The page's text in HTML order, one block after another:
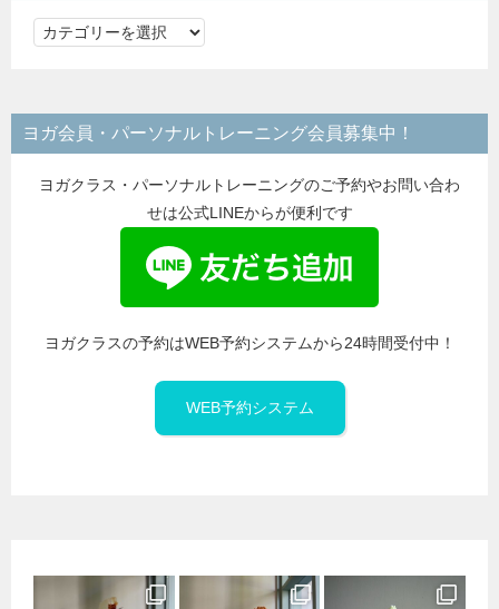
カ
リ
ー
ヨガ会員・パーソナルトレーニング会員募集中！
ヨガクラス・パーソナルトレーニングのご予約やお問い合わ
せは公式LINEからが便利です
ヨガクラスの予約はWEB予約システムから24時間受付中！
WEB予約システム